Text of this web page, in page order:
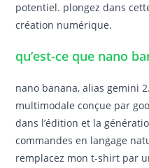
potentiel. plongez dans
création numérique.
qu’est-ce que nano
nano banana, alias gemini
multimodale conçue par
dans l’édition et la
commandes en langage
remplacez mon t-shirt par